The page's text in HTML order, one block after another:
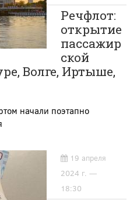
Речфлот:
открытие
пассажир
ской
Волге, Иртыше,
начали поэтапно
19 апреля
2024 г. —
18:30